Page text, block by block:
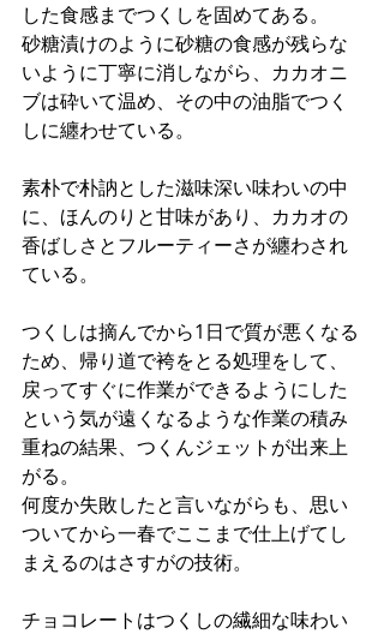
した食感までつくしを固めてある。
砂糖漬けのように砂糖の食感が残らな
いように丁寧に消しながら、カカオニ
ブは砕いて温め、その中の油脂でつく
しに纏わせている。
素朴で朴訥とした滋味深い味わいの中
に、ほんのりと甘味があり、カカオの
香ばしさとフルーティーさが纏わされ
ている。
つくしは摘んでから1日で質が悪くなる
ため、帰り道で袴をとる処理をして、
戻ってすぐに作業ができるようにした
という気が遠くなるような作業の積み
重ねの結果、つくんジェットが出来上
がる。
何度か失敗したと言いながらも、思い
ついてから一春でここまで仕上げてし
まえるのはさすがの技術。
チョコレートはつくしの繊細な味わい